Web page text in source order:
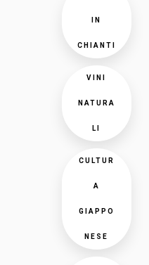
IN
CHIANTI
VINI
NATURA
LI
CULTUR
A
GIAPPO
NESE